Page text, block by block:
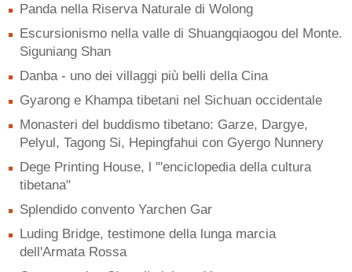
Panda nella Riserva Naturale di Wolong
Escursionismo nella valle di Shuangqiaogou del Monte.
Siguniang Shan
Danba - uno dei villaggi più belli della Cina
Gyarong e Khampa tibetani nel Sichuan occidentale
Monasteri del buddismo tibetano: Garze, Dargye,
Pelyul, Tagong Si, Hepingfahui con Gyergo Nunnery
Dege Printing House, l '"enciclopedia della cultura
tibetana"
Splendido convento Yarchen Gar
Luding Bridge, testimone della lunga marcia
dell'Armata Rossa